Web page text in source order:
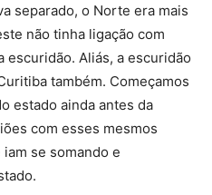
separado, o Norte era mais
não tinha ligação com
escuridão. Aliás, a escuridão
também. Começamos
estado ainda antes da
com esses mesmos
se somando e